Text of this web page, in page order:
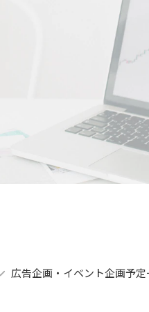
広告企画・イベント企画予